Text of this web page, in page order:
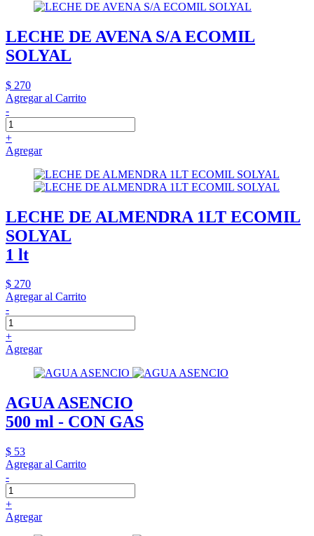
LECHE DE AVENA S/A ECOMIL
SOLYAL
$ 270
Agregar al Carrito
-
+
Agregar
LECHE DE ALMENDRA 1LT ECOMIL
SOLYAL
1 lt
$ 270
Agregar al Carrito
-
+
Agregar
AGUA ASENCIO
500 ml - CON GAS
$ 53
Agregar al Carrito
-
+
Agregar